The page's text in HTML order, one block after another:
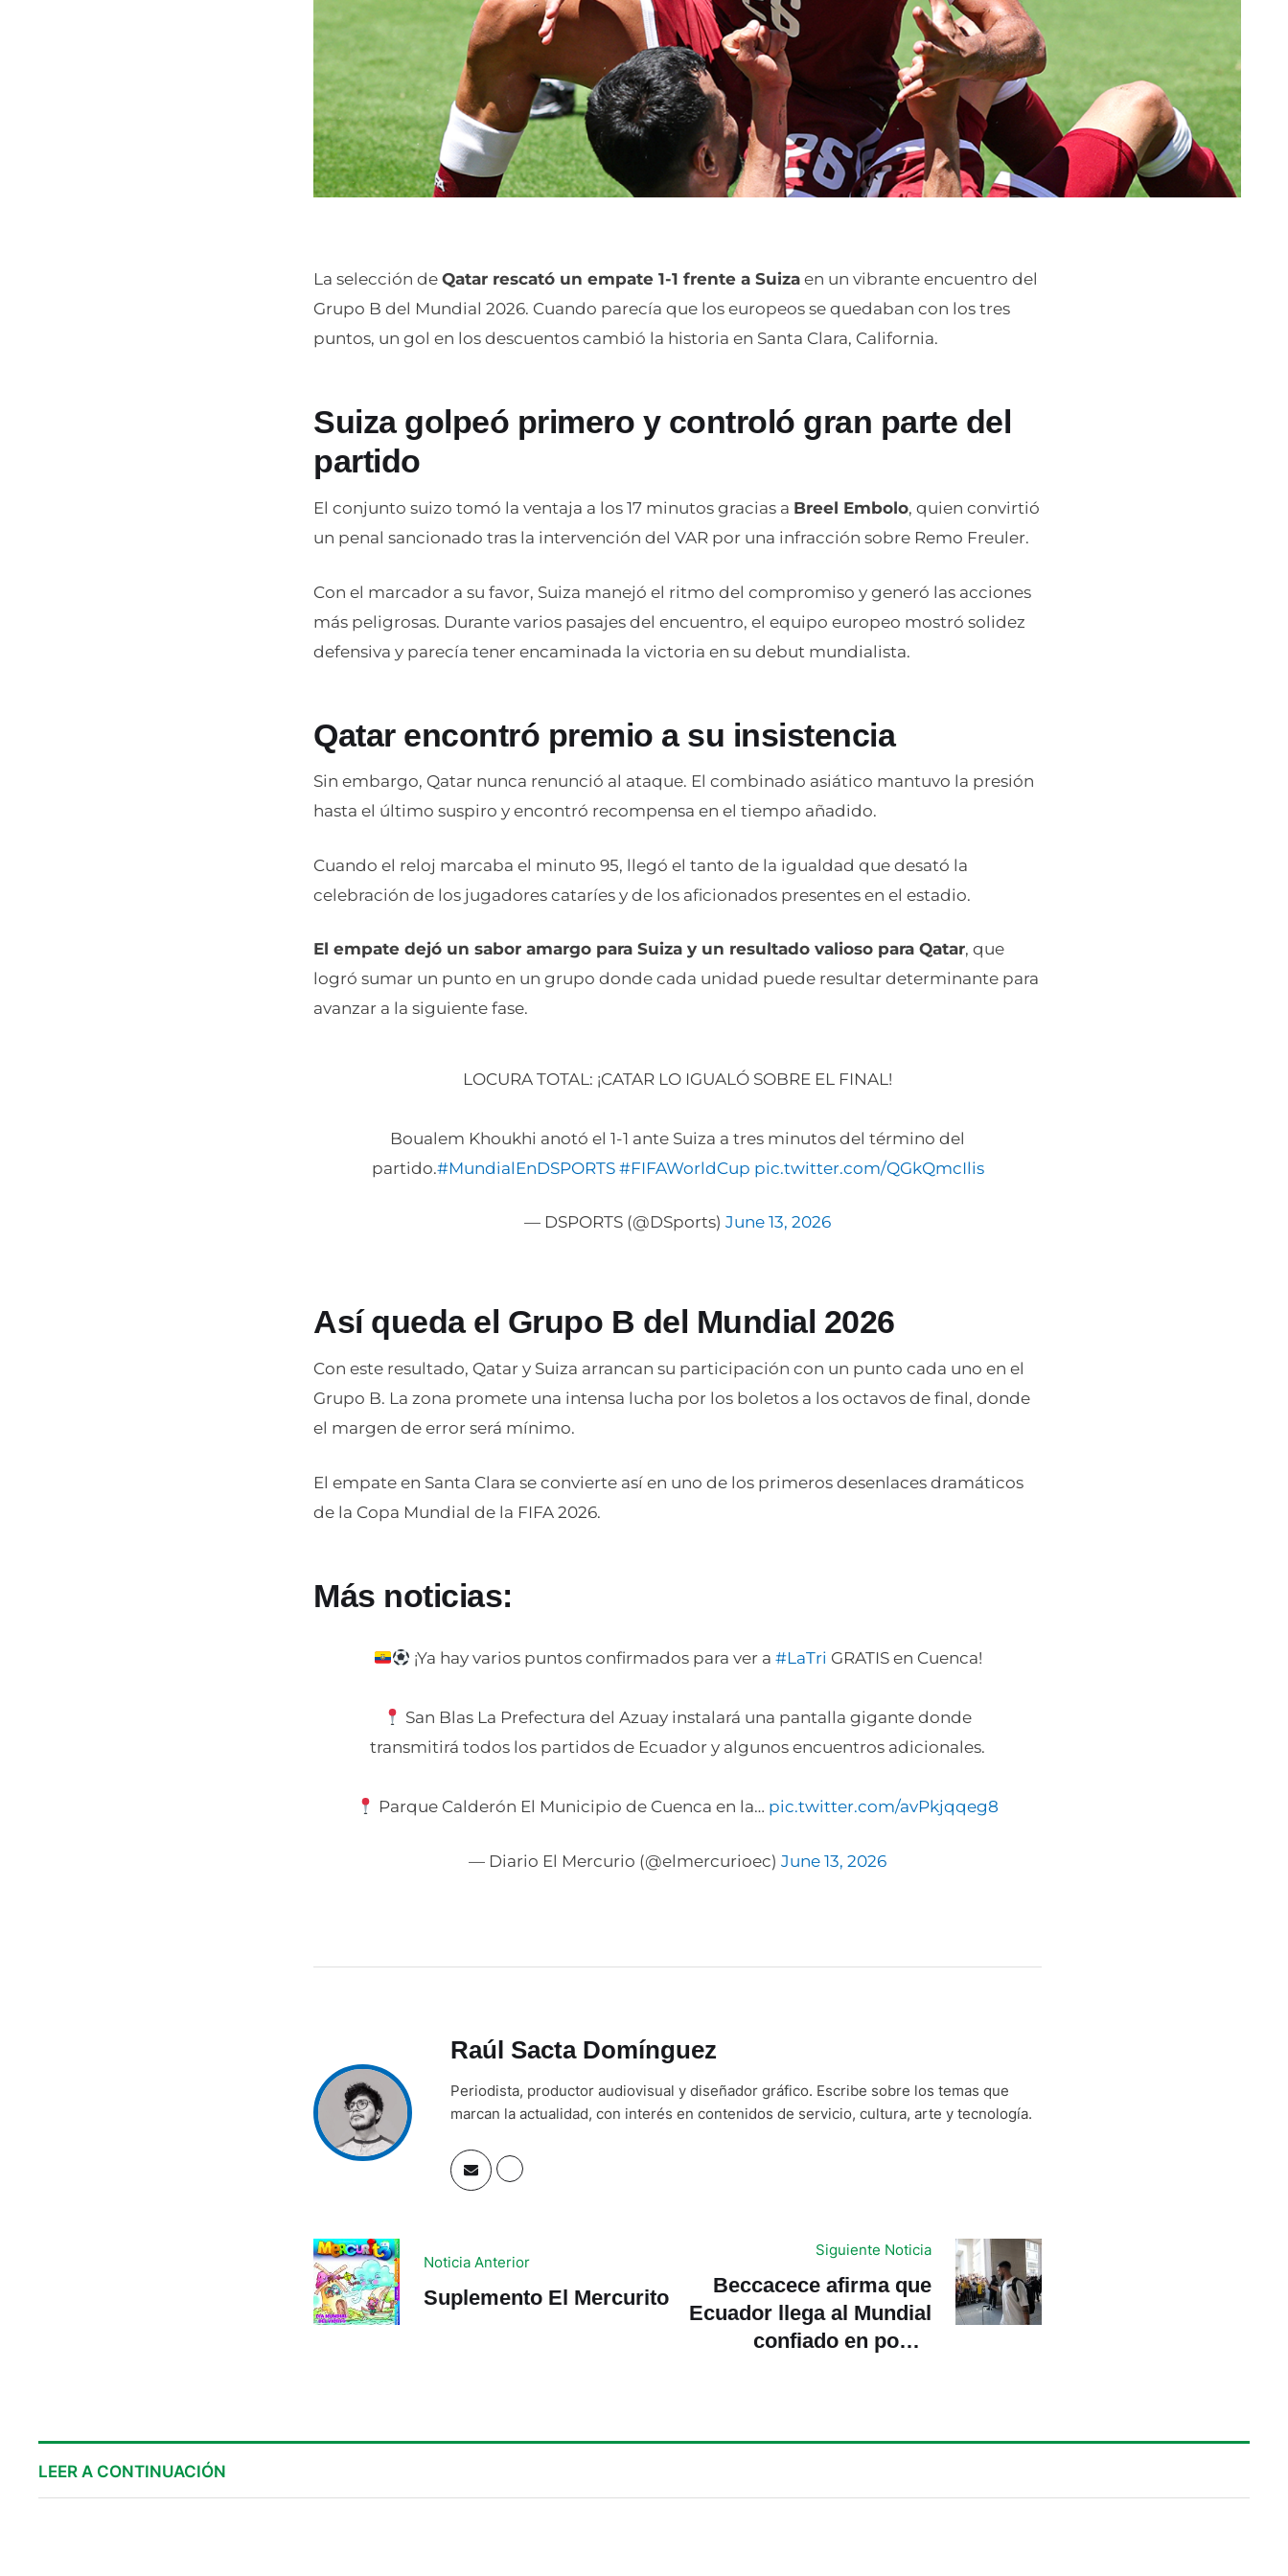
La selección deQatar rescató un empate 1-1 frente a Suiza en un vibrante encuentro del
Grupo B del Mundial 2026. Cuando parecía que los europeos se quedaban con los tres
puntos, un gol en los descuentos cambió la historia en Santa Clara, California.
Suiza golpeó primero y controló gran parte del
partido
El conjunto suizo tomó la ventaja a los 17 minutos gracias a Breel Embolo, quien convirtió
un penal sancionado tras la intervención del VAR por una infracción sobre Remo Freuler.
Con el marcador a su favor, Suiza manejó el ritmo del compromiso y generó las acciones
más peligrosas. Durante varios pasajes del encuentro, el equipo europeo mostró solidez
defensiva y parecía tener encaminada la victoria en su debut mundialista.
Qatar encontró premio a su insistencia
Sin embargo, Qatar nunca renunció al ataque. El combinado asiático mantuvo la presión
hasta el último suspiro y encontró recompensa en el tiempo añadido.
Cuando el reloj marcaba el minuto 95, llegó el tanto de la igualdad que desató la
celebración de los jugadores cataríes y de los aficionados presentes en el estadio.
El empate dejó un sabor amargo para Suiza y un resultado valioso para Qatar, que
logró sumar un punto en un grupo donde cada unidad puede resultar determinante para
avanzar a la siguiente fase.
LOCURA TOTAL: ¡CATAR LO IGUALÓ SOBRE EL FINAL!
Boualem Khoukhi anotó el 1-1 ante Suiza a tres minutos del término del
partido.#MundialEnDSPORTS #FIFAWorldCup pic.twitter.com/QGkQmcIlis
— DSPORTS (@DSports)June 13, 2026
Así queda el Grupo B del Mundial 2026
Con este resultado, Qatar y Suiza arrancan su participación con un punto cada uno en el
Grupo B. La zona promete una intensa lucha por los boletos a los octavos de final, donde
el margen de error será mínimo.
El empate en Santa Clara se convierte así en uno de los primeros desenlaces dramáticos
de la Copa Mundial de la FIFA 2026.
Más noticias:
¡Ya hay varios puntos confirmados para ver a#LaTri GRATIS en Cuenca!
San Blas La Prefectura del Azuay instalará una pantalla gigante donde
transmitirá todos los partidos de Ecuador y algunos encuentros adicionales.
Parque Calderón El Municipio de Cuenca en la… pic.twitter.com/avPkjqqeg8
— Diario El Mercurio (@elmercurioec)June 13, 2026
Raúl Sacta Domínguez
Periodista, productor audiovisual y diseñador gráfico. Escribe sobre los temas que
marcan la actualidad, con interés en contenidos de servicio, cultura, arte y tecnología.
Noticia Anterior
Suplemento El Mercurito
Siguiente Noticia
Beccacece afirma que
Ecuador llega al Mundial
confiado en poder
LEER A CONTINUACIÓN